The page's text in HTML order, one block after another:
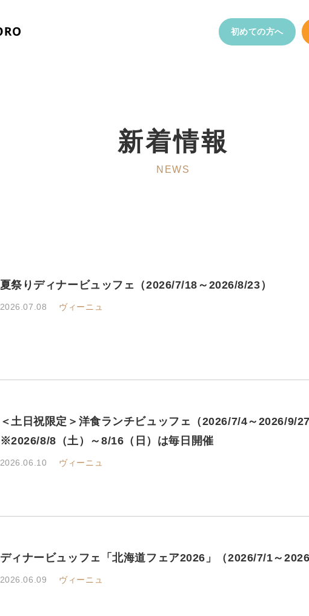
初めての方へ
新着情報
NEWS
夏祭りディナービュッフェ（2026/7/18～2026/8/23）
2026.07.08 ヴィーニュ
＜土日祝限定＞洋食ランチビュッフェ（2026/7/4～2026/9/
※2026/8/8（土）～8/16（日）は毎日開催
2026.06.10 ヴィーニュ
ディナービュッフェ「北海道フェア2026」（2026/7/1～
2026.06.09 ヴィーニュ